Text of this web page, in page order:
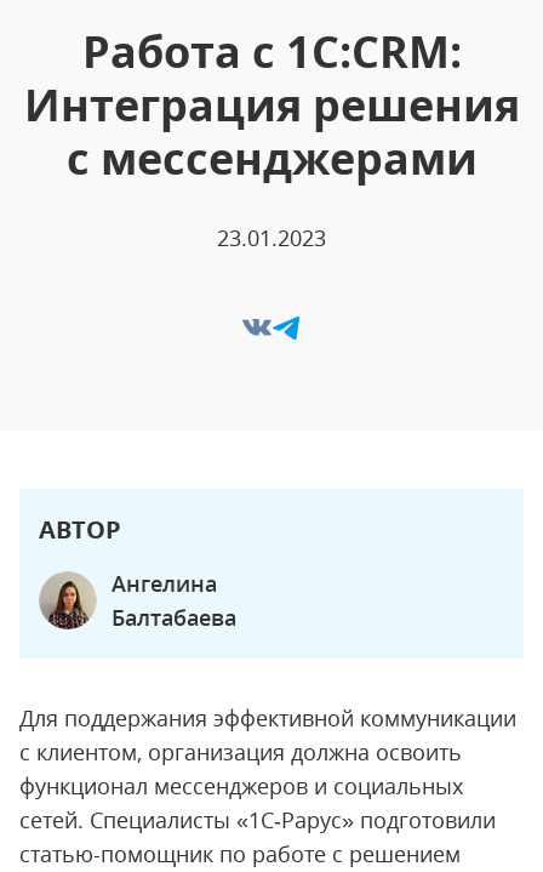
Работа с 1С:CRM:
Интеграция решения
с мессенджерами
23.01.2023
АВТОР
Ангелина
Балтабаева
Для поддержания эффективной коммуникации
с клиентом, организация должна освоить
функционал мессенджеров и социальных
сетей. Специалисты «1С‑Рарус» подготовили
статью-помощник по работе с решением